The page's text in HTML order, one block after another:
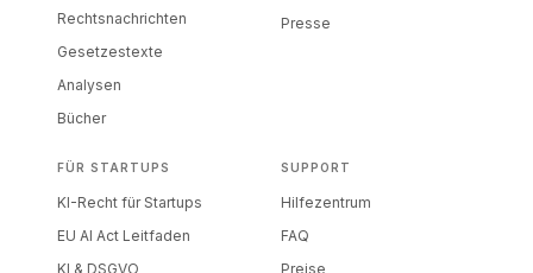
Rechtsnachrichten
Gesetzestexte
Analysen
Bücher
Presse
FÜR STARTUPS
KI-Recht für Startups
EU AI Act Leitfaden
KI & DSGVO
SUPPORT
Hilfezentrum
FAQ
Preise